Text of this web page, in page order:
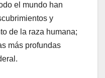
el mundo han
y
de la raza humana;
más profundas